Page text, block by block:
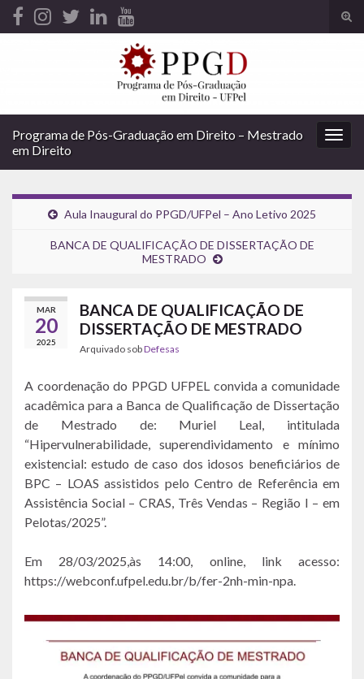
Search for:
Programa de Pós-Graduação em Direito – Mestrado
em Direito
Aula Inaugural do PPGD/UFPel – Ano Letivo 2025
BANCA DE QUALIFICAÇÃO DE DISSERTAÇÃO DE
MESTRADO
MAR
20
2025
BANCA DE QUALIFICAÇÃO DE
DISSERTAÇÃO DE MESTRADO
Arquivado sobDefesas
A coordenação do PPGD UFPEL convida a comunidade
acadêmica para a Banca de Qualificação de Dissertação
de Mestrado de: Muriel Leal, intitulada
“Hipervulnerabilidade, superendividamento e mínimo
existencial: estudo de caso dos idosos beneficiários de
BPC – LOAS assistidos pelo Centro de Referência em
Assistência Social – CRAS, Três Vendas – Região I – em
Pelotas/2025”.
Em 28/03/2025,às 14:00, online, link acesso:
https://webconf.ufpel.edu.br/b/fer-2nh-min-npa.